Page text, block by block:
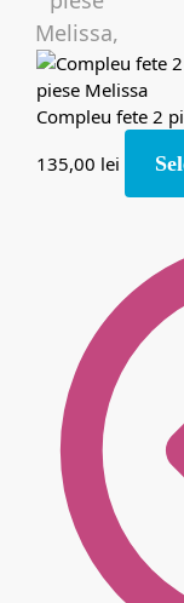
Compleu fete 2
135,00 lei